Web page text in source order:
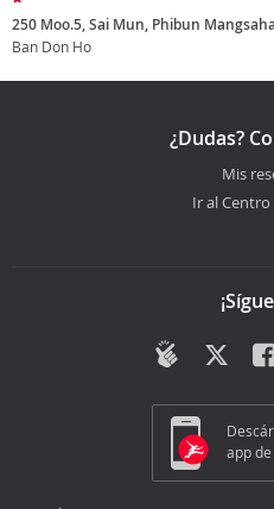
250 Moo.5, Sai Mun, Phibun
Ban Don Ho
¿Dudas?
Mis
Ir al
app